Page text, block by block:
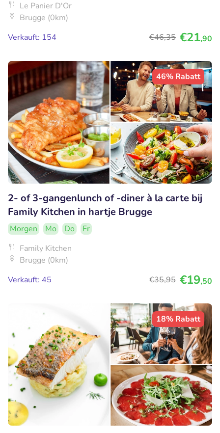
Le Panier D'Or
Brugge (0km)
Verkauft: 154
€46,35 €21,90
46% Rabatt
2- of 3-gangenlunch of -diner à la carte bij
Family Kitchen in hartje Brugge
Morgen Mo Do
Fr
Family Kitchen
Brugge (0km)
Verkauft: 45
€35,95 €19,50
18% Rabatt